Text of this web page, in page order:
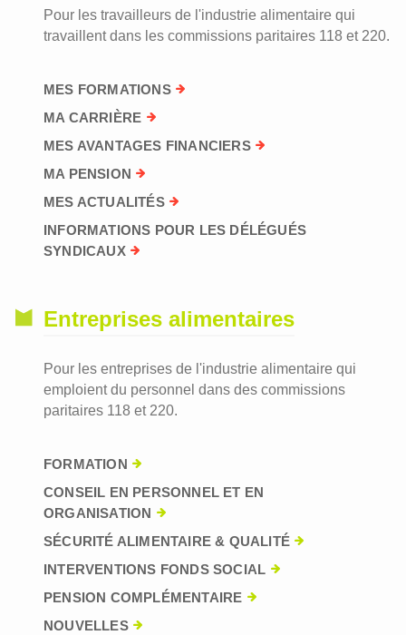
Pour les travailleurs de l'industrie alimentaire qui
travaillent dans les commissions paritaires 118 et 220.
MES FORMATIONS
MA CARRIÈRE
MES AVANTAGES FINANCIERS
MA PENSION
MES ACTUALITÉS
INFORMATIONS POUR LES DÉLÉGUÉS
SYNDICAUX
Entreprises alimentaires
Pour les entreprises de l'industrie alimentaire qui
emploient du personnel dans des commissions
paritaires 118 et 220.
FORMATION
CONSEIL EN PERSONNEL ET EN
ORGANISATION
SÉCURITÉ ALIMENTAIRE & QUALITÉ
INTERVENTIONS FONDS SOCIAL
PENSION COMPLÉMENTAIRE
NOUVELLES